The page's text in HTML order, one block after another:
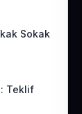
Sokak
Teklif